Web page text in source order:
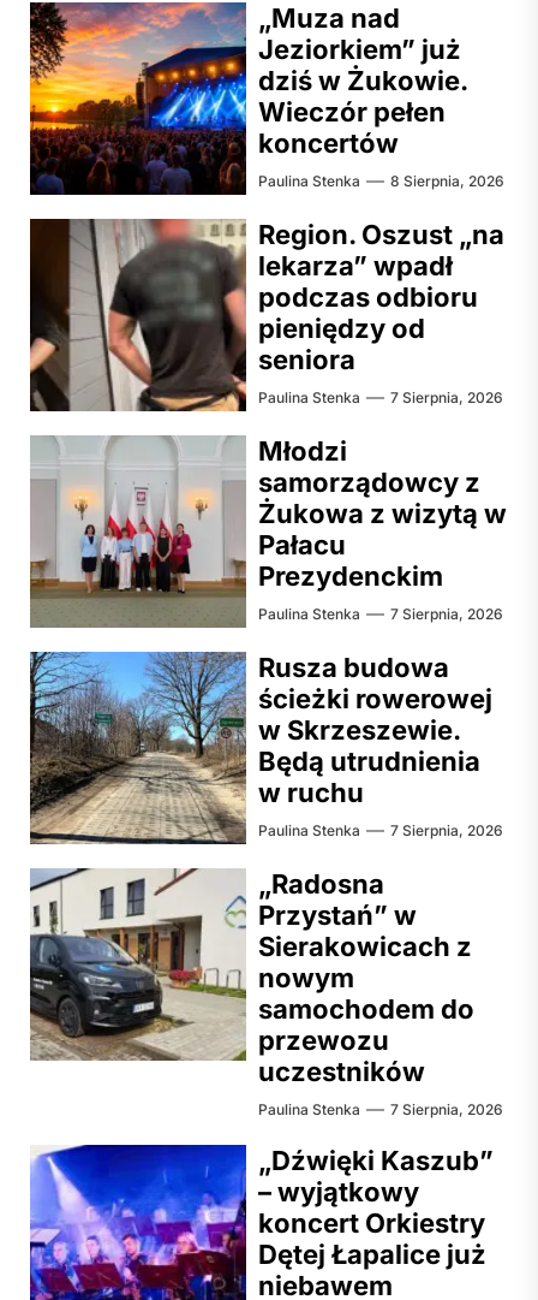
„Muza nad
Jeziorkiem” już
dziś w Żukowie.
Wieczór pełen
koncertów
Paulina Stenka 8 Sierpnia, 2026
Region. Oszust „na
lekarza” wpadł
podczas odbioru
pieniędzy od
seniora
Paulina Stenka 7 Sierpnia, 2026
Młodzi
samorządowcy z
Żukowa z wizytą w
Pałacu
Prezydenckim
Paulina Stenka 7 Sierpnia, 2026
Rusza budowa
ścieżki rowerowej
w Skrzeszewie.
Będą utrudnienia
w ruchu
Paulina Stenka 7 Sierpnia, 2026
„Radosna
Przystań” w
Sierakowicach z
nowym
samochodem do
przewozu
uczestników
Paulina Stenka 7 Sierpnia, 2026
„Dźwięki Kaszub”
– wyjątkowy
koncert Orkiestry
Dętej Łapalice już
niebawem